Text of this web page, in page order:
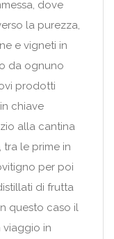
dove
la purezza,
e vigneti in
da ognuno
prodotti
chiave
alla cantina
tra le prime in
per poi
di frutta
questo caso il
viaggio in